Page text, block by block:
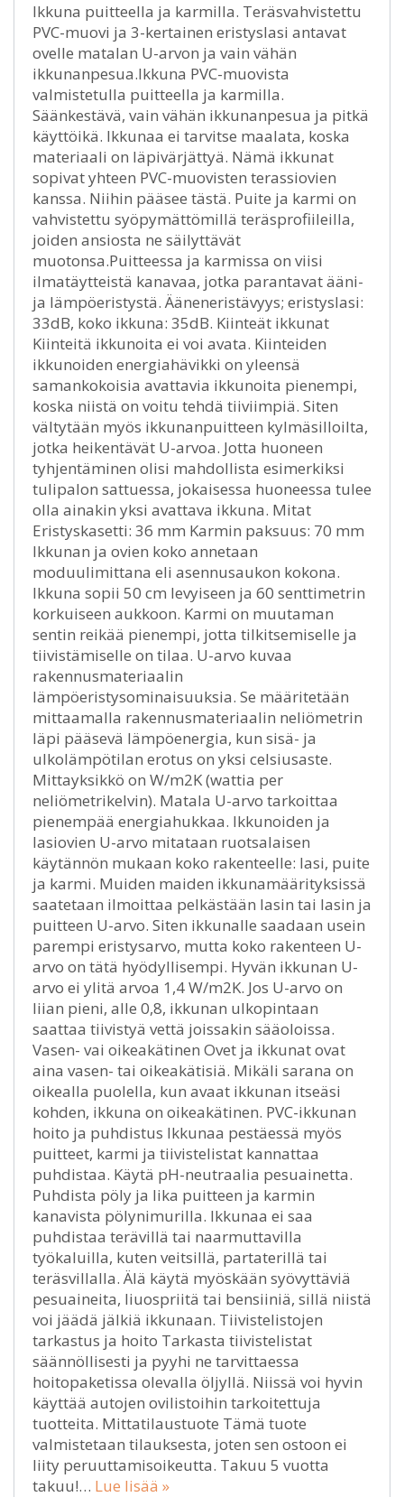
Ikkuna puitteella ja karmilla. Teräsvahvistettu
PVC-muovi ja 3-kertainen eristyslasi antavat
ovelle matalan U-arvon ja vain vähän
ikkunanpesua.Ikkuna PVC-muovista
valmistetulla puitteella ja karmilla.
Säänkestävä, vain vähän ikkunanpesua ja pitkä
käyttöikä. Ikkunaa ei tarvitse maalata, koska
materiaali on läpivärjättyä. Nämä ikkunat
sopivat yhteen PVC-muovisten terassiovien
kanssa. Niihin pääsee tästä. Puite ja karmi on
vahvistettu syöpymättömillä teräsprofiileilla,
joiden ansiosta ne säilyttävät
muotonsa.Puitteessa ja karmissa on viisi
ilmatäytteistä kanavaa, jotka parantavat ääni-
ja lämpöeristystä. Ääneneristävyys; eristyslasi:
33dB, koko ikkuna: 35dB. Kiinteät ikkunat
Kiinteitä ikkunoita ei voi avata. Kiinteiden
ikkunoiden energiahävikki on yleensä
samankokoisia avattavia ikkunoita pienempi,
koska niistä on voitu tehdä tiiviimpiä. Siten
vältytään myös ikkunanpuitteen kylmäsilloilta,
jotka heikentävät U-arvoa. Jotta huoneen
tyhjentäminen olisi mahdollista esimerkiksi
tulipalon sattuessa, jokaisessa huoneessa tulee
olla ainakin yksi avattava ikkuna. Mitat
Eristyskasetti: 36 mm Karmin paksuus: 70 mm
Ikkunan ja ovien koko annetaan
moduulimittana eli asennusaukon kokona.
Ikkuna sopii 50 cm levyiseen ja 60 senttimetrin
korkuiseen aukkoon. Karmi on muutaman
sentin reikää pienempi, jotta tilkitsemiselle ja
tiivistämiselle on tilaa. U-arvo kuvaa
rakennusmateriaalin
lämpöeristysominaisuuksia. Se määritetään
mittaamalla rakennusmateriaalin neliömetrin
läpi pääsevä lämpöenergia, kun sisä- ja
ulkolämpötilan erotus on yksi celsiusaste.
Mittayksikkö on W/m2K (wattia per
neliömetrikelvin). Matala U-arvo tarkoittaa
pienempää energiahukkaa. Ikkunoiden ja
lasiovien U-arvo mitataan ruotsalaisen
käytännön mukaan koko rakenteelle: lasi, puite
ja karmi. Muiden maiden ikkunamäärityksissä
saatetaan ilmoittaa pelkästään lasin tai lasin ja
puitteen U-arvo. Siten ikkunalle saadaan usein
parempi eristysarvo, mutta koko rakenteen U-
arvo on tätä hyödyllisempi. Hyvän ikkunan U-
arvo ei ylitä arvoa 1,4 W/m2K. Jos U-arvo on
liian pieni, alle 0,8, ikkunan ulkopintaan
saattaa tiivistyä vettä joissakin sääoloissa.
Vasen- vai oikeakätinen Ovet ja ikkunat ovat
aina vasen- tai oikeakätisiä. Mikäli sarana on
oikealla puolella, kun avaat ikkunan itseäsi
kohden, ikkuna on oikeakätinen. PVC-ikkunan
hoito ja puhdistus Ikkunaa pestäessä myös
puitteet, karmi ja tiivistelistat kannattaa
puhdistaa. Käytä pH-neutraalia pesuainetta.
Puhdista pöly ja lika puitteen ja karmin
kanavista pölynimurilla. Ikkunaa ei saa
puhdistaa terävillä tai naarmuttavilla
työkaluilla, kuten veitsillä, partaterillä tai
teräsvillalla. Älä käytä myöskään syövyttäviä
pesuaineita, liuospriitä tai bensiiniä, sillä niistä
voi jäädä jälkiä ikkunaan. Tiivistelistojen
tarkastus ja hoito Tarkasta tiivistelistat
säännöllisesti ja pyyhi ne tarvittaessa
hoitopaketissa olevalla öljyllä. Niissä voi hyvin
käyttää autojen ovilistoihin tarkoitettuja
tuotteita. Mittatilaustuote Tämä tuote
valmistetaan tilauksesta, joten sen ostoon ei
liity peruuttamisoikeutta. Takuu 5 vuotta
takuu!… Lue lisää »